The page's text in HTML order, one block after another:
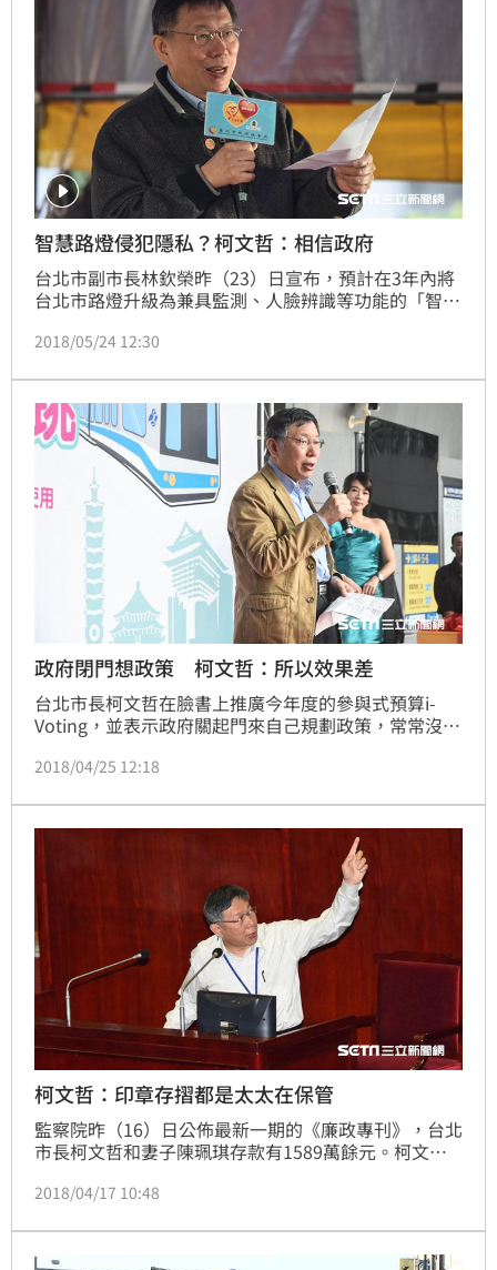
智慧路燈侵犯隱私？柯文哲：相信政府
台北市副市長林欽榮昨（23）日宣布，預計在3年內將
台北市路燈升級為兼具監測、人臉辨識等功能的「智慧
市長柯文哲今日表示，台灣有個資法，請外界放心，至
2018/05/24 12:30
政府閉門想政策 柯文哲：所以效果差
台北市長柯文哲在臉書上推廣今年度的參與式預算i-
Voting，並表示政府關起門來自己規劃政策，常常沒有
的建成圓環美食館就是一個例子。
2018/04/25 12:18
柯文哲：印章存摺都是太太在保管
監察院昨（16）日公佈最新一期的《廉政專刊》，台北
市長柯文哲和妻子陳珮琪存款有1589萬餘元。柯文哲
以家裡的財務都是太太在管理的，當市長之後，依法必
2018/04/17 10:48